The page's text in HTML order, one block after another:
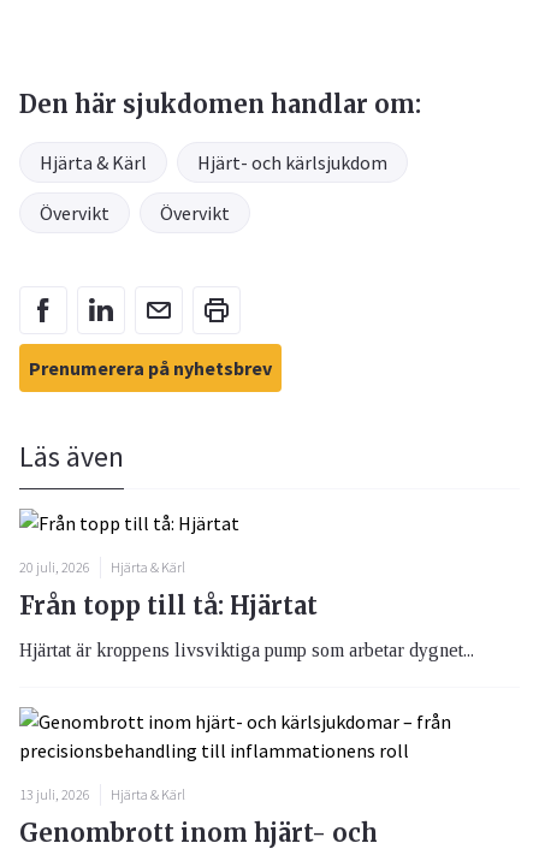
Den här sjukdomen handlar om:
Hjärta & Kärl Hjärt- och kärlsjukdom
Övervikt Övervikt
Prenumerera på nyhetsbrev
Läs även
20 juli, 2026 Hjärta & Kärl
Från topp till tå: Hjärtat
Hjärtat är kroppens livsviktiga pump som arbetar dygnet...
13 juli, 2026 Hjärta & Kärl
Genombrott inom hjärt- och